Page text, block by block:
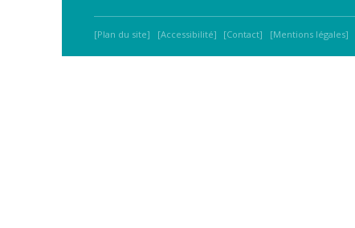
Plan du site Accessibilité Contact Mentions légales